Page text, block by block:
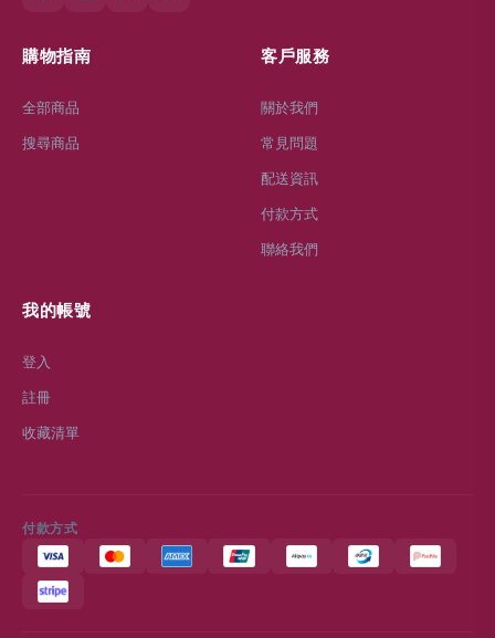
購物指南
全部商品
搜尋商品
客戶服務
關於我們
常見問題
配送資訊
付款方式
聯絡我們
我的帳號
登入
註冊
收藏清單
付款方式